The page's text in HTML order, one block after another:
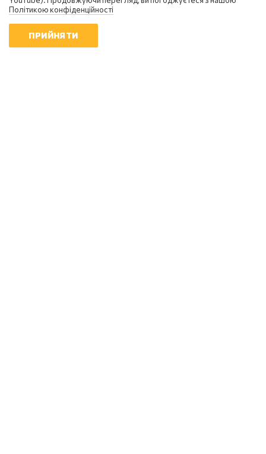
Політикою конфіденційності
ПРИЙНЯТИ